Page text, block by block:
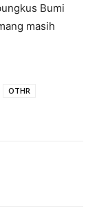
Bumi
masih
OTHR